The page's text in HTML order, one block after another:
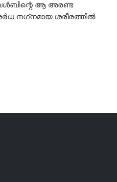
ആ അരണ്ട
നഗ്‌നമായ ശരീരത്തിൽ